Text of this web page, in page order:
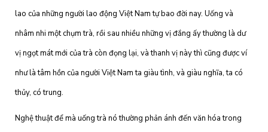
lao của những người lao động Việt Nam tự bao đời nay. Uống và
nhâm nhi một chụm trà, rồi sau nhiều những vị đắng ấy thường là dư
vị ngọt mát mới của trà còn đọng lại, và thanh vị này thì cũng được ví
như là tâm hồn của người Việt Nam ta giàu tình, và giàu nghĩa, ta có
thủy, có trung.
Nghệ thuật để mà uống trà nó thường phản ánh đến văn hóa trong